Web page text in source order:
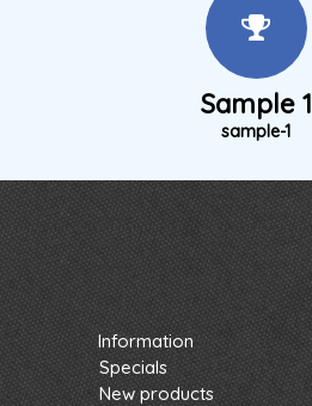
Sample 1
sample-1
Information
Specials
New products